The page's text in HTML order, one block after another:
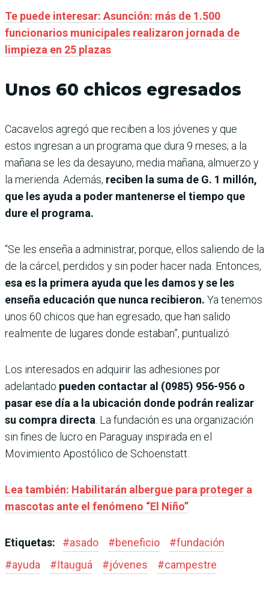
Te puede interesar: Asunción: más de 1.500
funcionarios municipales realizaron jornada de
limpieza en 25 plazas
Unos 60 chicos egresados
Cacavelos agregó que reciben a los jóvenes y que
estos ingresan a un programa que dura 9 meses; a la
mañana se les da desayuno, media mañana, almuerzo y
la merienda. Además, reciben la suma de G. 1 millón,
que les ayuda a poder mantenerse el tiempo que
dure el programa.
“Se les enseña a administrar, porque, ellos saliendo de la
de la cárcel, perdidos y sin poder hacer nada. Entonces,
esa es la primera ayuda que les damos y se les
enseña educación que nunca recibieron. Ya tenemos
unos 60 chicos que han egresado, que han salido
realmente de lugares donde estaban”, puntualizó.
Los interesados en adquirir las adhesiones por
adelantado pueden contactar al (0985) 956-956 o
pasar ese día a la ubicación donde podrán realizar
su compra directa . La fundación es una organización
sin fines de lucro en Paraguay inspirada en el
Movimiento Apostólico de Schoenstatt.
Lea también: Habilitarán albergue para proteger a
mascotas ante el fenómeno “El Niño”
Etiquetas: #asado #beneficio #fundación
#ayuda #Itauguá #jóvenes #campestre